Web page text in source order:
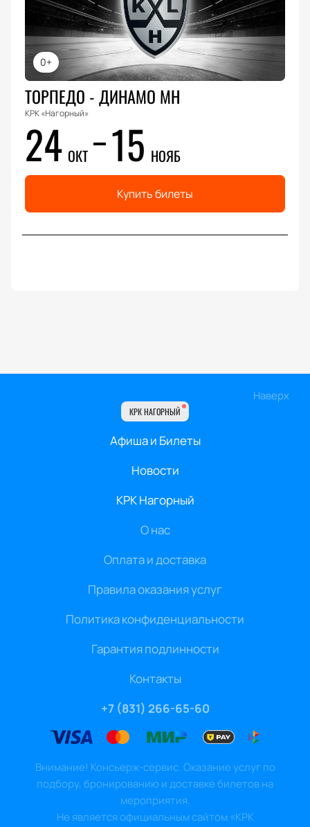
0+
ТОРПЕДО - ДИНАМО МН
КРК «Нагорный»
24 ОКТ 15 НОЯБ
Купить билеты
Наверх
КРК НАГОРНЫЙ
Афиша и Билеты
Новости
КРК Нагорный
О нас
Оплата и доставка
Правила оказания услуг
Политика конфиденциальности
Гарантия подлинности
Контакты
+7 (831) 266-65-60
Внимание! Консьерж-сервис. Оказание услуг по
подбору, бронированию и доставке билетов на
мероприятия.
Не является официальным сайтом «КРК